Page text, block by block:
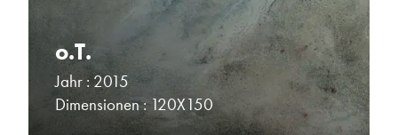
o.T.
Jahr : 2015
Dimensionen : 120X150